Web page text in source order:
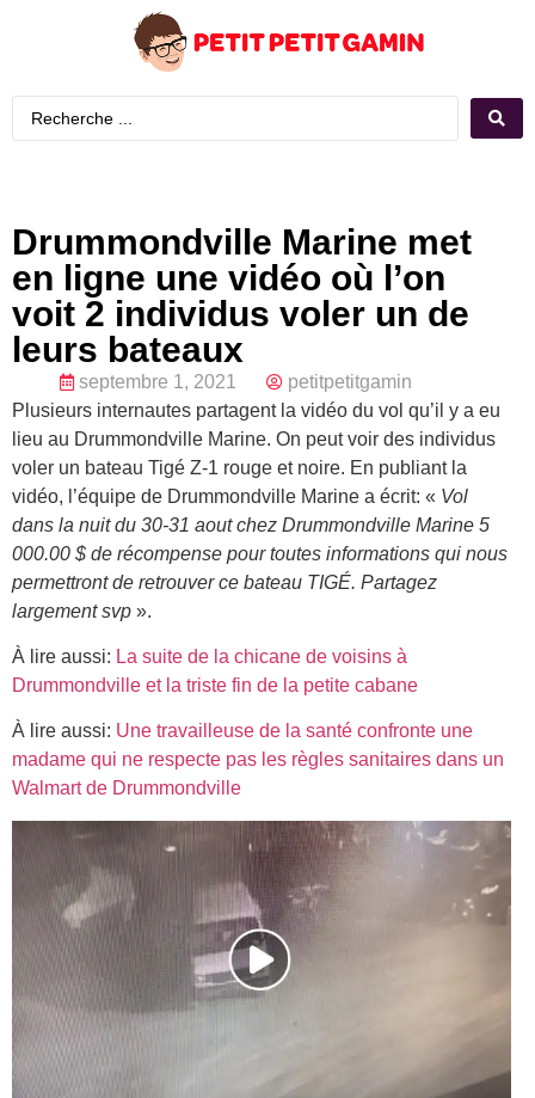
Drummondville Marine met
en ligne une vidéo où l’on
voit 2 individus voler un de
leurs bateaux
septembre 1, 2021
petitpetitgamin
Plusieurs internautes partagent la vidéo du vol qu’il y a eu
lieu au Drummondville Marine. On peut voir des individus
voler un bateau Tigé Z-1 rouge et noire. En publiant la
vidéo, l’équipe de Drummondville Marine a écrit: « Vol
dans la nuit du 30-31 aout chez Drummondville Marine 5
000.00 $ de récompense pour toutes informations qui nous
permettront de retrouver ce bateau TIGÉ. Partagez
largement svp ».
À lire aussi: La suite de la chicane de voisins à
Drummondville et la triste fin de la petite cabane
À lire aussi: Une travailleuse de la santé confronte une
madame qui ne respecte pas les règles sanitaires dans un
Walmart de Drummondville